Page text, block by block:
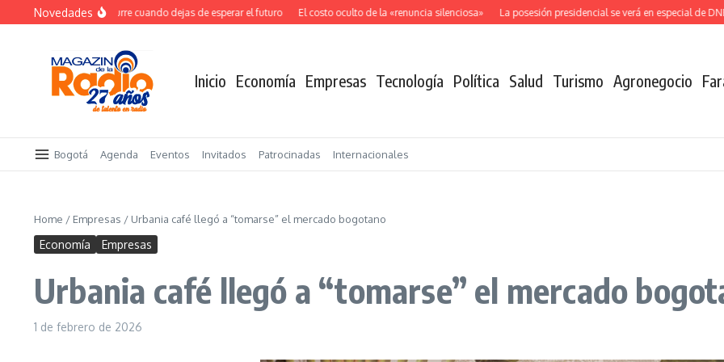
Saltar al contenido
Novedades
El verdadero salto ocurre cuando dejas de esperar el futuro El costo oculto de la «renuncia silenciosa» La posesión presidencial se verá en especial de DNEWS
Inicio Economía Empresas Tecnología Política Salud Turismo Agronegocio
Bogotá Agenda Eventos Invitados Patrocinadas Internacionales
Home / Empresas / Urbania café llegó a “tomarse” el mercado bogotano
Economía Empresas
Urbania café llegó a “tomarse” el mercado
1 de febrero de 2026